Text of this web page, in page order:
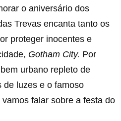
o aniversário dos
Trevas encanta tanto os
proteger inocentes e
Gotham City. Por
urbano repleto de
de luzes e o famoso
falar sobre a festa do